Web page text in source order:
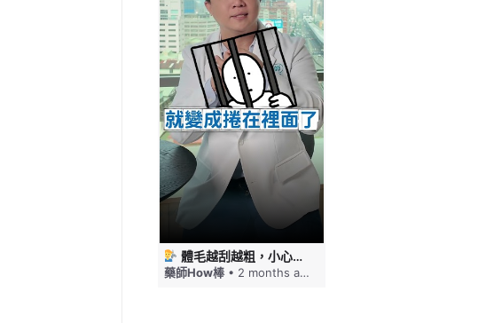
體毛越刮越粗，小心毛髮倒插！刮毛這幾件事要注意 #藥師HOW棒
藥師How棒 • 2 months ago